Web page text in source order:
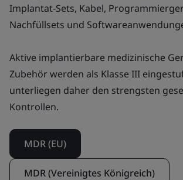
Implantat-Sets, Kabel,
Nachfüllsets und
Aktive implantierbare medizinische
Zubehör werden als Klasse III
unterliegen daher den strengsten
Kontrollen.
MDR (EU)
MDR (Vereinigtes Königreich)